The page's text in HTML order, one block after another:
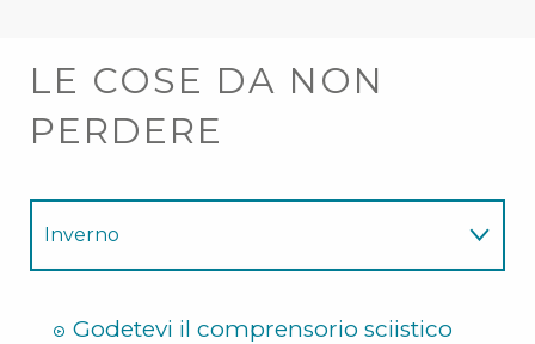
LE COSE DA NON
PERDERE
Inverno
Godetevi il comprensorio sciistico